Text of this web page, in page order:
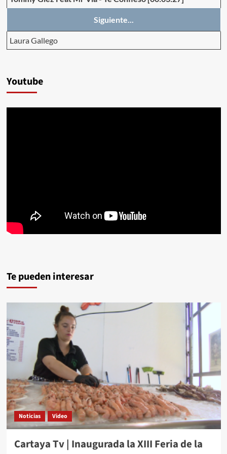
Siguiente...
Laura Gallego
Youtube
Te pueden interesar
Noticias Video
Cartaya Tv | Inaugurada la XIII Feria de la